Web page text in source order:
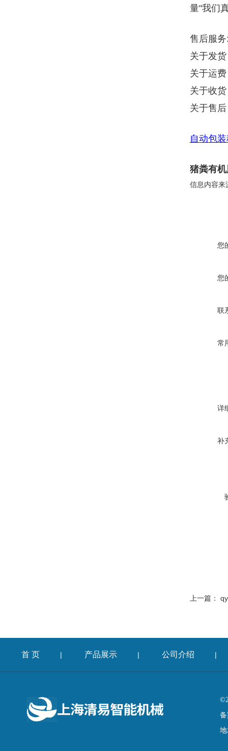
量"我们
售后服务
关于发
关于运
关于收
关于售
自动包
猪粪有
信息内容来
您
您
联
常
详
补
上一篇：
首 页 | 产品展示 | 公司介绍 |
备